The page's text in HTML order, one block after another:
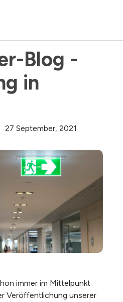
Blog -
in
27 September, 2021
immer im Mittelpunkt
Veröffentlichung unserer